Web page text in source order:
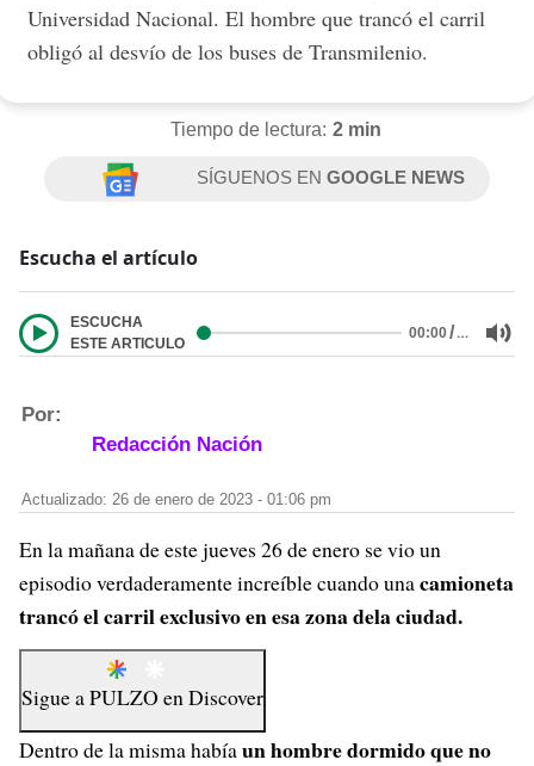
Universidad Nacional. El hombre que trancó el carril
obligó al desvío de los buses de Transmilenio.
Tiempo de lectura: 2 min
SÍGUENOS ENGOOGLE NEWS
Escucha el artículo
ESCUCHA
ESTE ARTICULO
00:00/…
Por:
Redacción Nación
Actualizado: 26 de enero de 2023 - 01:06 pm
En la mañana de este jueves 26 de enero se vio un
episodio verdaderamente increíble cuando unacamioneta
trancó el carril exclusivo en esa zona dela ciudad.
Sigue aPULZO enDiscover
Dentro de la misma habíaun hombre dormido que no